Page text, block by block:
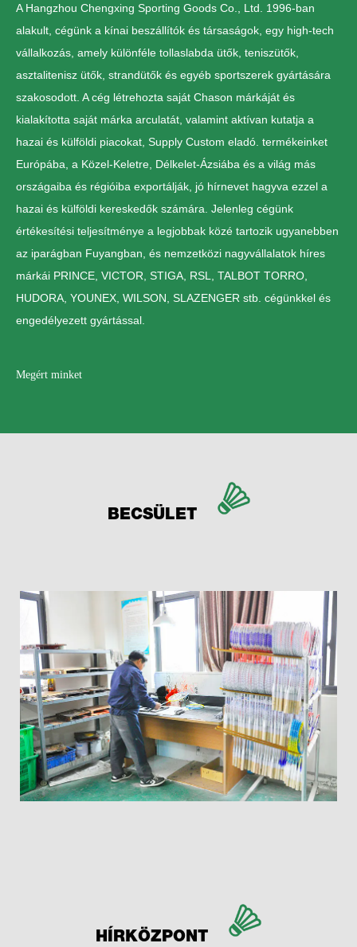
A Hangzhou Chengxing Sporting Goods Co., Ltd. 1996-ban
alakult, cégünk a kínai beszállítók és társaságok, egy high-tech
vállalkozás, amely különféle tollaslabda ütők, teniszütők,
asztalitenisz ütők, strandütők és egyéb sportszerek gyártására
szakosodott. A cég létrehozta saját Chason márkáját és
kialakította saját márka arculatát, valamint aktívan kutatja a
hazai és külföldi piacokat, Supply Custom eladó. termékeinket
Európába, a Közel-Keletre, Délkelet-Ázsiába és a világ más
országaiba és régióiba exportálják, jó hírnevet hagyva ezzel a
hazai és külföldi kereskedők számára. Jelenleg cégünk
értékesítési teljesítménye a legjobbak közé tartozik ugyanebben
az iparágban Fuyangban, és nemzetközi nagyvállalatok híres
márkái PRINCE, VICTOR, STIGA, RSL, TALBOT TORRO,
HUDORA, YOUNEX, WILSON, SLAZENGER stb. cégünkkel és
engedélyezett gyártással.
Megért minket
BECSÜLET
HÍRKÖZPONT